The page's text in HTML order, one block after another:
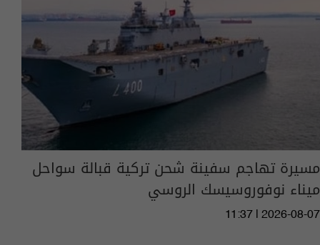
مسيرة تهاجم سفينة شحن تركية قبالة سواحل
ميناء نوفوروسيسك الروسي
11:37 | 2026-08-07